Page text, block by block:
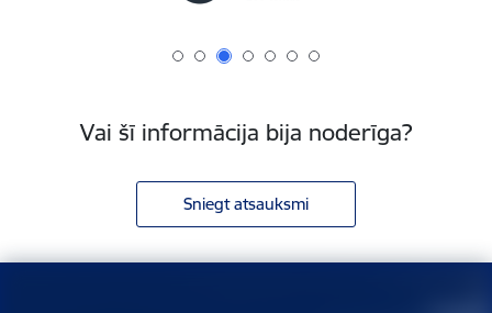
Vai šī informācija bija noderīga?
Sniegt atsauksmi